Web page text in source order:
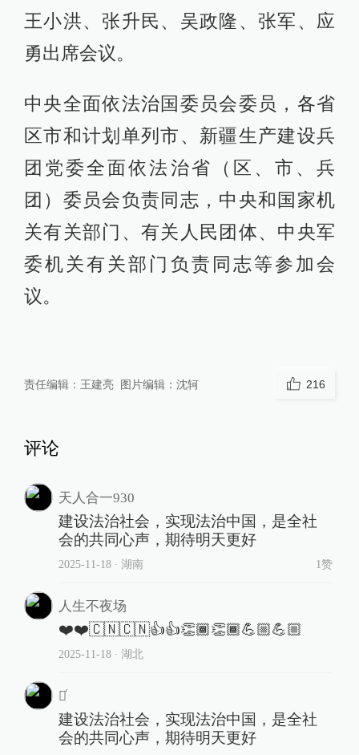
王小洪、张升民、吴政隆、张军、应
勇出席会议。
中央全面依法治国委员会委员，各省
区市和计划单列市、新疆生产建设兵
团党委全面依法治省（区、市、兵
团）委员会负责同志，中央和国家机
关有关部门、有关人民团体、中央军
委机关有关部门负责同志等参加会
议。
责任编辑： 王建亮 图片编辑： 沈轲 216
评论
天人合一930
建设法治社会，实现法治中国，是全社
会的共同心声，期待明天更好
2025-11-18∙ 湖南 1赞
人生不夜场
❤️❤️🇨🇳🇨🇳👍👍👏🏾👏🏾💪🏼💪🏼
2025-11-18∙ 湖北
榮ͬ
建设法治社会，实现法治中国，是全社
会的共同心声，期待明天更好